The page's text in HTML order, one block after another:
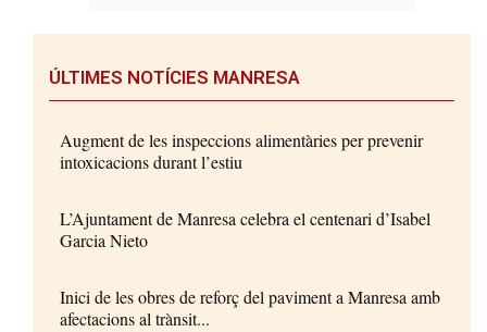
ÚLTIMES NOTÍCIES MANRESA
Augment de les inspeccions alimentàries per prevenir
intoxicacions durant l’estiu
L’Ajuntament de Manresa celebra el centenari d’Isabel
Garcia Nieto
Inici de les obres de reforç del paviment a Manresa amb
afectacions al trànsit...